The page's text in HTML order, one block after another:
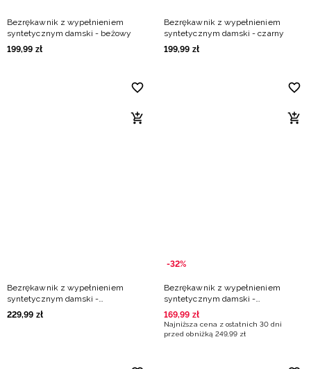
Bezrękawnik z wypełnieniem
syntetycznym damski - beżowy
199,99 zł
Bezrękawnik z wypełnieniem
syntetycznym damski - czarny
199,99 zł
Bezrękawnik z wypełnieniem
syntetycznym damski -
burgundowy
229,99 zł
-32%
Bezrękawnik z wypełnieniem
syntetycznym damski -
burgundowy
169,99 zł
Najniższa cena z ostatnich 30 dni
przed obniżką 249,99 zł